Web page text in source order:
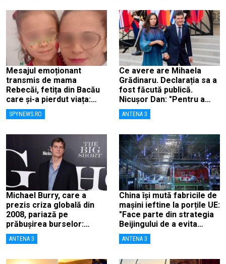
Mesajul emoționant
transmis de mama
Rebecăi, fetița din Bacău
care și-a pierdut viața:
„Îngerașul meu…”
SPYNEWS.RO
Ce avere are Mihaela
Grădinaru. Declarația sa a
fost făcută publică.
Nicușor Dan: "Pentru a
înlătura orice speculații"
ANTENA 3
Michael Burry, care a
prezis criza globală din
2008, pariază pe
prăbușirea burselor:
„Suntem aproape de o
cădere ca în 1987”
ANTENA 3
China își mută fabricile de
mașini ieftine la porțile UE:
"Face parte din strategia
Beijingului de a evita
taxele"
ANTENA 3